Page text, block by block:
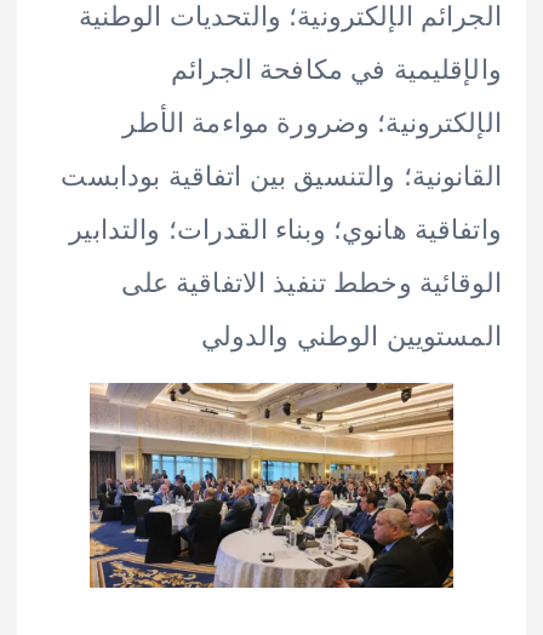
الإلكترونية؛ والتحديات الوطنية
في مكافحة الجرائم
وضرورة مواءمة الأطر
والتنسيق بين اتفاقية بودابست
هانوي؛ وبناء القدرات؛ والتدابير
وخطط تنفيذ الاتفاقية على
الوطني والدولي